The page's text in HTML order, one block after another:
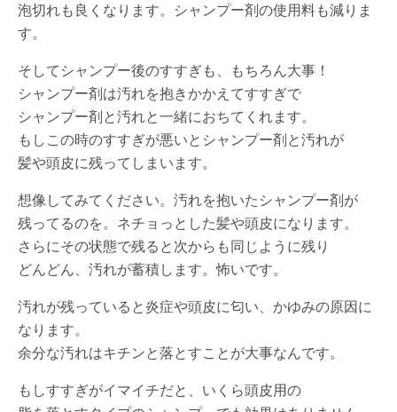
泡切れも良くなります。シャンプー剤の使用料も減りま
す。
そしてシャンプー後のすすぎも、もちろん大事！
シャンプー剤は汚れを抱きかかえてすすぎで
シャンプー剤と汚れと一緒におちてくれます。
もしこの時のすすぎが悪いとシャンプー剤と汚れが
髪や頭皮に残ってしまいます。
想像してみてください。汚れを抱いたシャンプー剤が
残ってるのを。ネチョっとした髪や頭皮になります。
さらにその状態で残ると次からも同じように残り
どんどん、汚れが蓄積します。怖いです。
汚れが残っていると炎症や頭皮に匂い、かゆみの原因に
なります。
余分な汚れはキチンと落とすことが大事なんです。
もしすすぎがイマイチだと、いくら頭皮用の